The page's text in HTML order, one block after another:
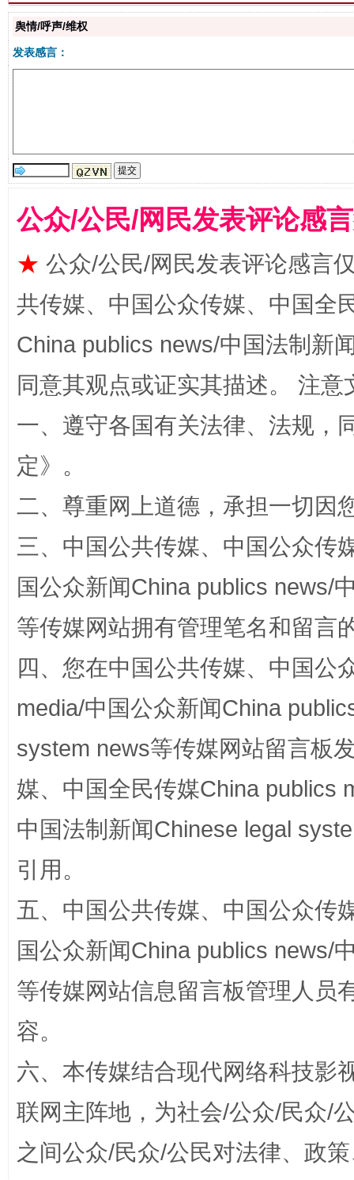
解纷+调解+退费，一次搞定
站台名比不上好声名
漫山遍野的桃花与雪山、麦地、白藏房 除
舆情/呼声/维权
发表感言：
公众/公民/网民发表评论感
★ 公众/公民/网民发表评论感言
共传媒、中国公众传媒、中国全
China publics news/中国法制新
同意其观点或证实其描述。 注
一、遵守各国有关法律、法规，
定》。
二、尊重网上道德，承担一切因
三、中国公共传媒、中国公众传
国公众新闻China publics news/
等传媒网站拥有管理笔名和留言
四、您在中国公共传媒、中国公
media/中国公众新闻China
system news等传媒网站留言板
媒、中国全民传媒China publics
中国法制新闻Chinese legal
引用。
五、中国公共传媒、中国公众传
国公众新闻China publics news/
等传媒网站信息留言板管理人员
容。
六、本传媒结合现代网络科技影
联网主阵地，为社会/公众/民众/
之间公众/民众/公民对法律、政